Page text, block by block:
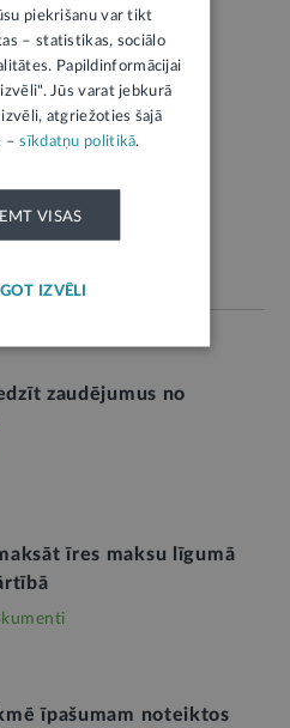
Labklājība
(2254)
(1457)
(1241)
(1095)
zaudējumus no
īres maksu līgumā
īpašumam noteiktos
piekrišanu var tikt
– statistikas, sociālo
Papildinformācijai
Jūs varat jebkurā
atgriežoties šajā
–sīkdatņu politikā.
VISAS
IZVĒLI